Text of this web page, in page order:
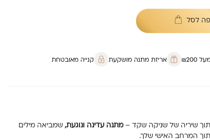
לסל
אריזת מתנה מושקעת קנייה מאובטחת
מתנה עדינה ונוגעת, שמביאה מילים
המרחב האישי שלך.